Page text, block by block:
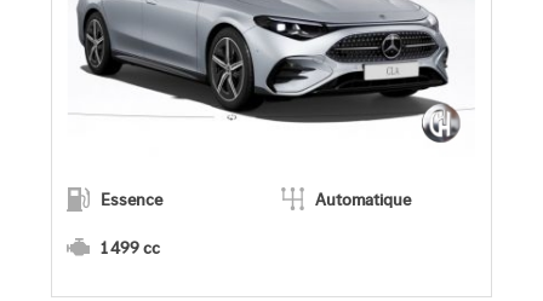
Essence
Automatique
1 499 cc